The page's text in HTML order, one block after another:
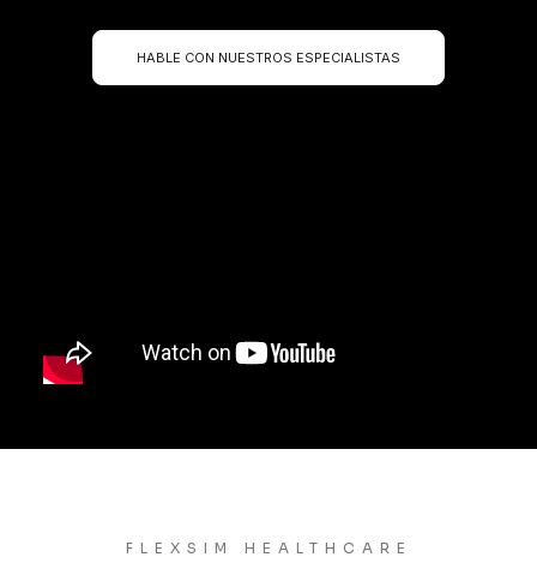
HABLE CON NUESTROS ESPECIALISTAS
FLEXSIM HEALTHCARE